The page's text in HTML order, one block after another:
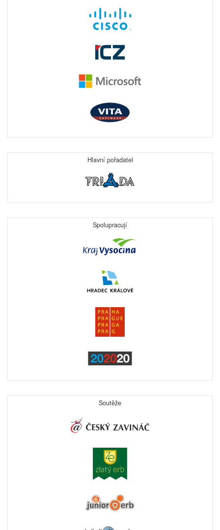
Hlavní pořadatel
Spolupracují
Soutěže